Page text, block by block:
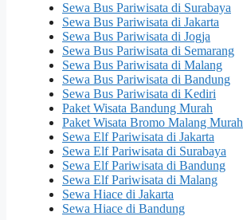
Sewa Bus Pariwisata di Surabaya
Sewa Bus Pariwisata di Jakarta
Sewa Bus Pariwisata di Jogja
Sewa Bus Pariwisata di Semarang
Sewa Bus Pariwisata di Malang
Sewa Bus Pariwisata di Bandung
Sewa Bus Pariwisata di Kediri
Paket Wisata Bandung Murah
Paket Wisata Bromo Malang Murah
Sewa Elf Pariwisata di Jakarta
Sewa Elf Pariwisata di Surabaya
Sewa Elf Pariwisata di Bandung
Sewa Elf Pariwisata di Malang
Sewa Hiace di Jakarta
Sewa Hiace di Bandung